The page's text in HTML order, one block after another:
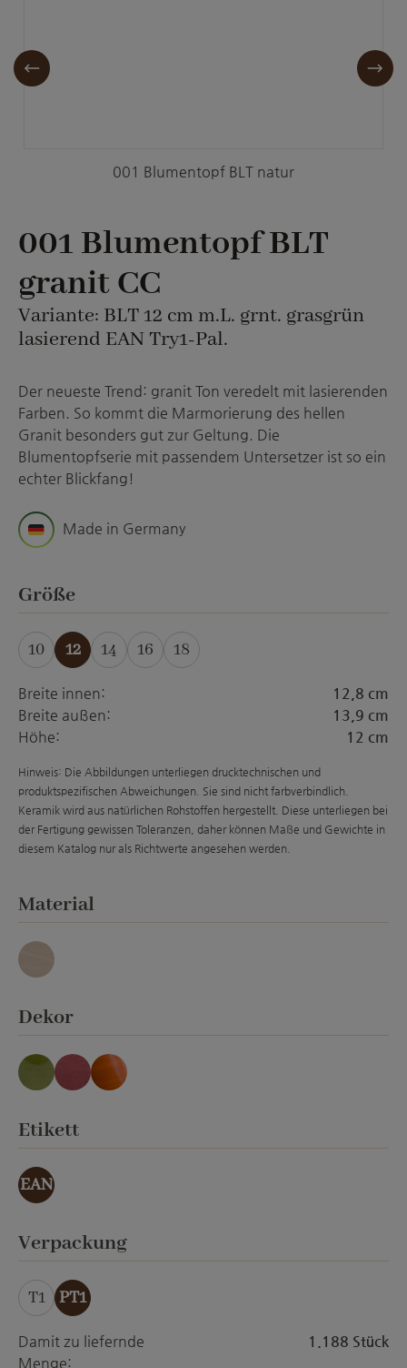
001 Blumentopf BLT natur
001 Blumentopf BLT
granit CC
Variante: BLT 12 cm m.L. grnt. grasgrün
lasierend EAN Try1-Pal.
Der neueste Trend: granit Ton veredelt mit lasierenden
Farben. So kommt die Marmorierung des hellen
Granit besonders gut zur Geltung. Die
Blumentopfserie mit passendem Untersetzer ist so ein
echter Blickfang!
Made in Germany
Größeauswählen
10 12 14
(Diese Option ist zurzeit nicht
16
(Diese Option ist zurzeit nicht
18
(Diese Option ist zurzeit
Breite innen:
12,8 cm
Breite außen:
13,9 cm
Höhe:
12 cm
Hinweis: Die Abbildungen unterliegen drucktechnischen und
produktspezifischen Abweichungen. Sie sind nicht farbverbindlich.
Keramik wird aus natürlichen Rohstoffen hergestellt. Diese unterliegen bei
der Fertigung gewissen Toleranzen, daher können Maße und Gewichte in
diesem Katalog nur als Richtwerte angesehen werden.
Materialauswählen
Granit
Dekorauswählen
grasgrün lasierend
rosenrot lasierend
waldhonig lasierend
Etikettauswählen
EAN
Verpackungauswählen
T1 PT1
Damit zu liefernde
Menge:
1.188 Stück